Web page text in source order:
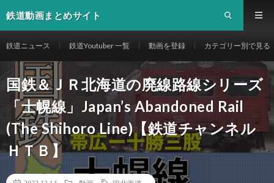
鉄道動画まとめサイト
鉄道ニュース 鉄道Youtuber 一覧 動画を登録 カテゴリー別で見る
国鉄＆ＪＲ北海道の廃線路線シリーズ
「士幌線」Japan’s Abandoned Rail
(The Shihoro Line)【鉄道チャンネル
ＨＴＢ】